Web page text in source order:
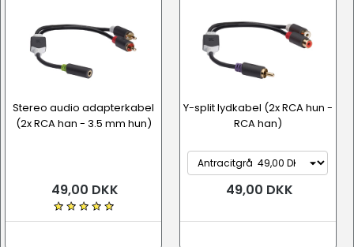
Stereo audio adapterkabel
(2x RCA han - 3.5 mm hun)
49,00 DKK
Y-split lydkabel (2x RCA hun -
RCA han)
49,00 DKK